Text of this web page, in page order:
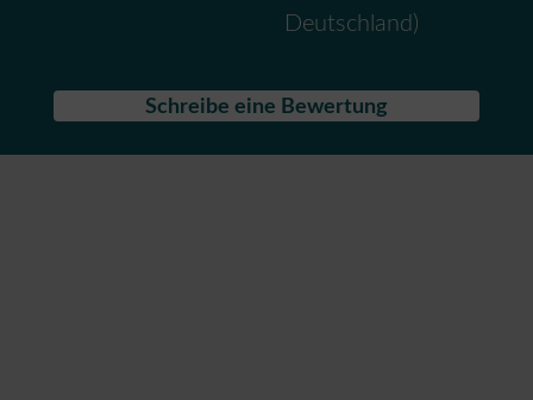
Deutschland )
Schreibe eine Bewertung